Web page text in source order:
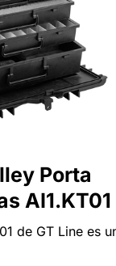
Porta
AI1.KT01
de GT Line es